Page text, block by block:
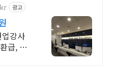
광고
강사
급, 구